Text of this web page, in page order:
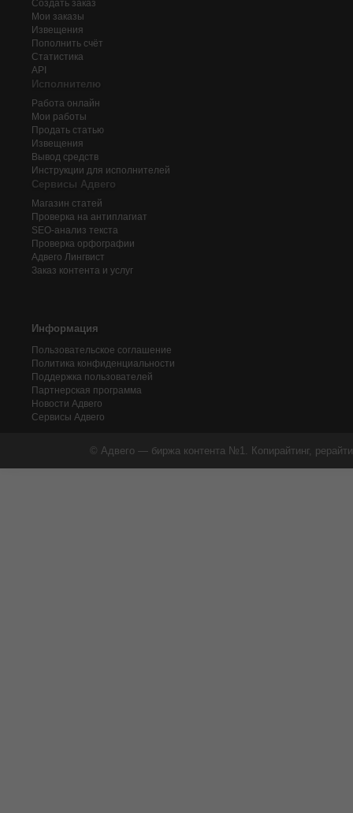
Создать заказ
Мои заказы
Извещения
Пополнить счёт
Статистика
API
Исполнителю
Работа онлайн
Мои работы
Продать статью
Извещения
Вывод средств
Инструкции для исполнителей
Сервисы Адвего
Магазин статей
Проверка на антиплагиат
SEO-анализ текста
Проверка орфографии
Адвего Лингвист
Заказ контента и услуг
Информация
Пользовательское соглашение
Политика конфиденциальности
Поддержка пользователей
Партнерская программа
Новости Адвего
Сервисы Адвего
© Адвего — биржа контента №1. Копирайтинг,